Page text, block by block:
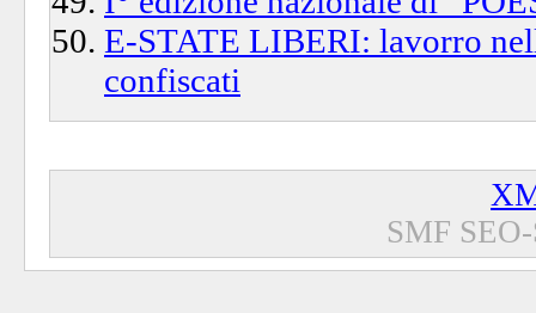
E-STATE LIBERI: lavorro
confiscati
SMF